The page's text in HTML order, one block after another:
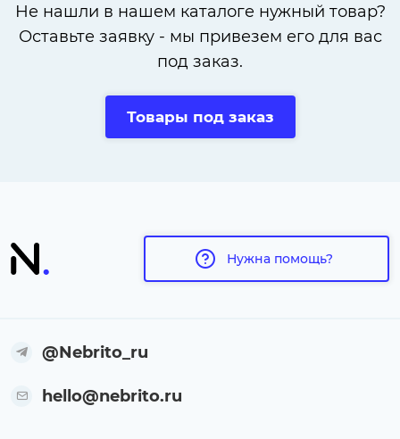
Не нашли в нашем каталоге нужный товар?
Оставьте заявку - мы привезем его для вас
под заказ.
Товары под заказ
Нужна помощь?
@Nebrito_ru
hello@nebrito.ru